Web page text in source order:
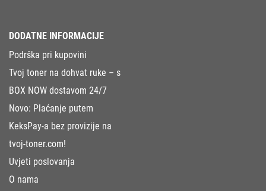
DODATNE INFORMACIJE
Podrška pri kupovini
Tvoj toner na dohvat ruke – s
BOX NOW dostavom 24/7
Novo: Plaćanje putem
KeksPay-a bez provizije na
tvoj-toner.com!
Uvjeti poslovanja
O nama